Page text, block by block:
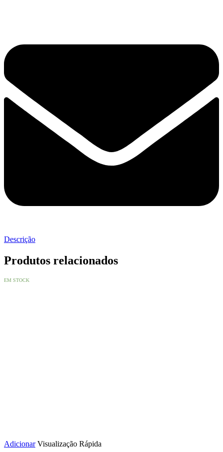
Descrição
Produtos relacionados
EM STOCK
Adicionar Visualização Rápida